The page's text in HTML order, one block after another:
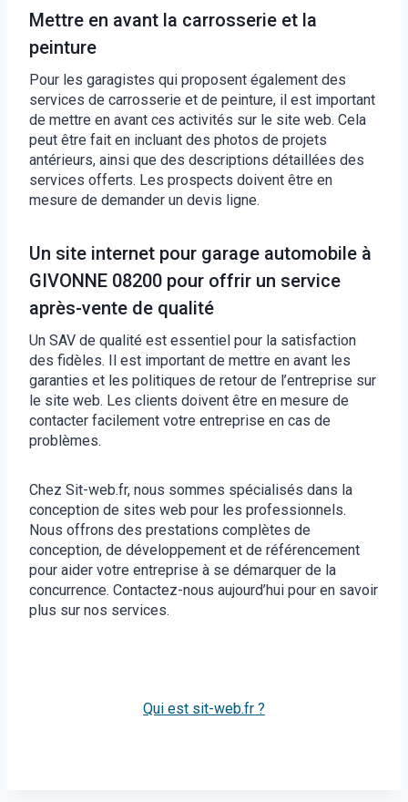
Mettre en avant la carrosserie et la
peinture
Pour les garagistes qui proposent également des
services de carrosserie et de peinture, il est important
de mettre en avant ces activités sur le site web. Cela
peut être fait en incluant des photos de projets
antérieurs, ainsi que des descriptions détaillées des
services offerts. Les prospects doivent être en
mesure de demander un devis ligne.
Un site internet pour garage automobile à
GIVONNE 08200 pour offrir un service
après-vente de qualité
Un SAV de qualité est essentiel pour la satisfaction
des fidèles. Il est important de mettre en avant les
garanties et les politiques de retour de l’entreprise sur
le site web. Les clients doivent être en mesure de
contacter facilement votre entreprise en cas de
problèmes.
Chez Sit-web.fr, nous sommes spécialisés dans la
conception de sites web pour les professionnels.
Nous offrons des prestations complètes de
conception, de développement et de référencement
pour aider votre entreprise à se démarquer de la
concurrence. Contactez-nous aujourd’hui pour en savoir
plus sur nos services.
Qui est sit-web.fr ?